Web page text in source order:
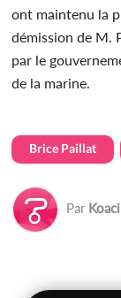
ont maintenu la
démission de M.
par le
de la marine.
Brice Paillat
Par Koaci